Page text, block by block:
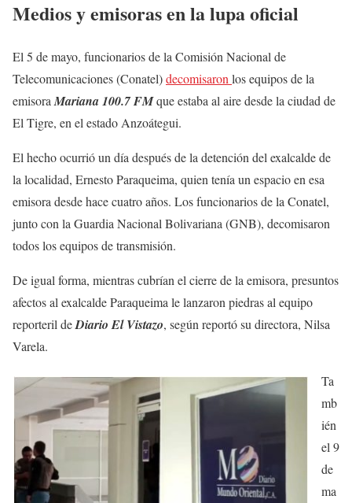
Medios y emisoras en la lupa oficial
El 5 de mayo, funcionarios de la Comisión Nacional de
Telecomunicaciones (Conatel)decomisaron los equipos de la
emisora Mariana 100.7 FMque estaba al aire desde la ciudad de
El Tigre, en el estado Anzoátegui.
El hecho ocurrió un día después de la detención del exalcalde de
la localidad, Ernesto Paraqueima, quien tenía un espacio en esa
emisora desde hace cuatro años. Los funcionarios de la Conatel,
junto con la Guardia Nacional Bolivariana (GNB), decomisaron
todos los equipos de transmisión.
De igual forma, mientras cubrían el cierre de la emisora, presuntos
afectos al exalcalde Paraqueima le lanzaron piedras al equipo
reporteril deDiario El Vistazo, según reportó su directora, Nilsa
Varela.
Ta
mb
ién
el 9
de
ma